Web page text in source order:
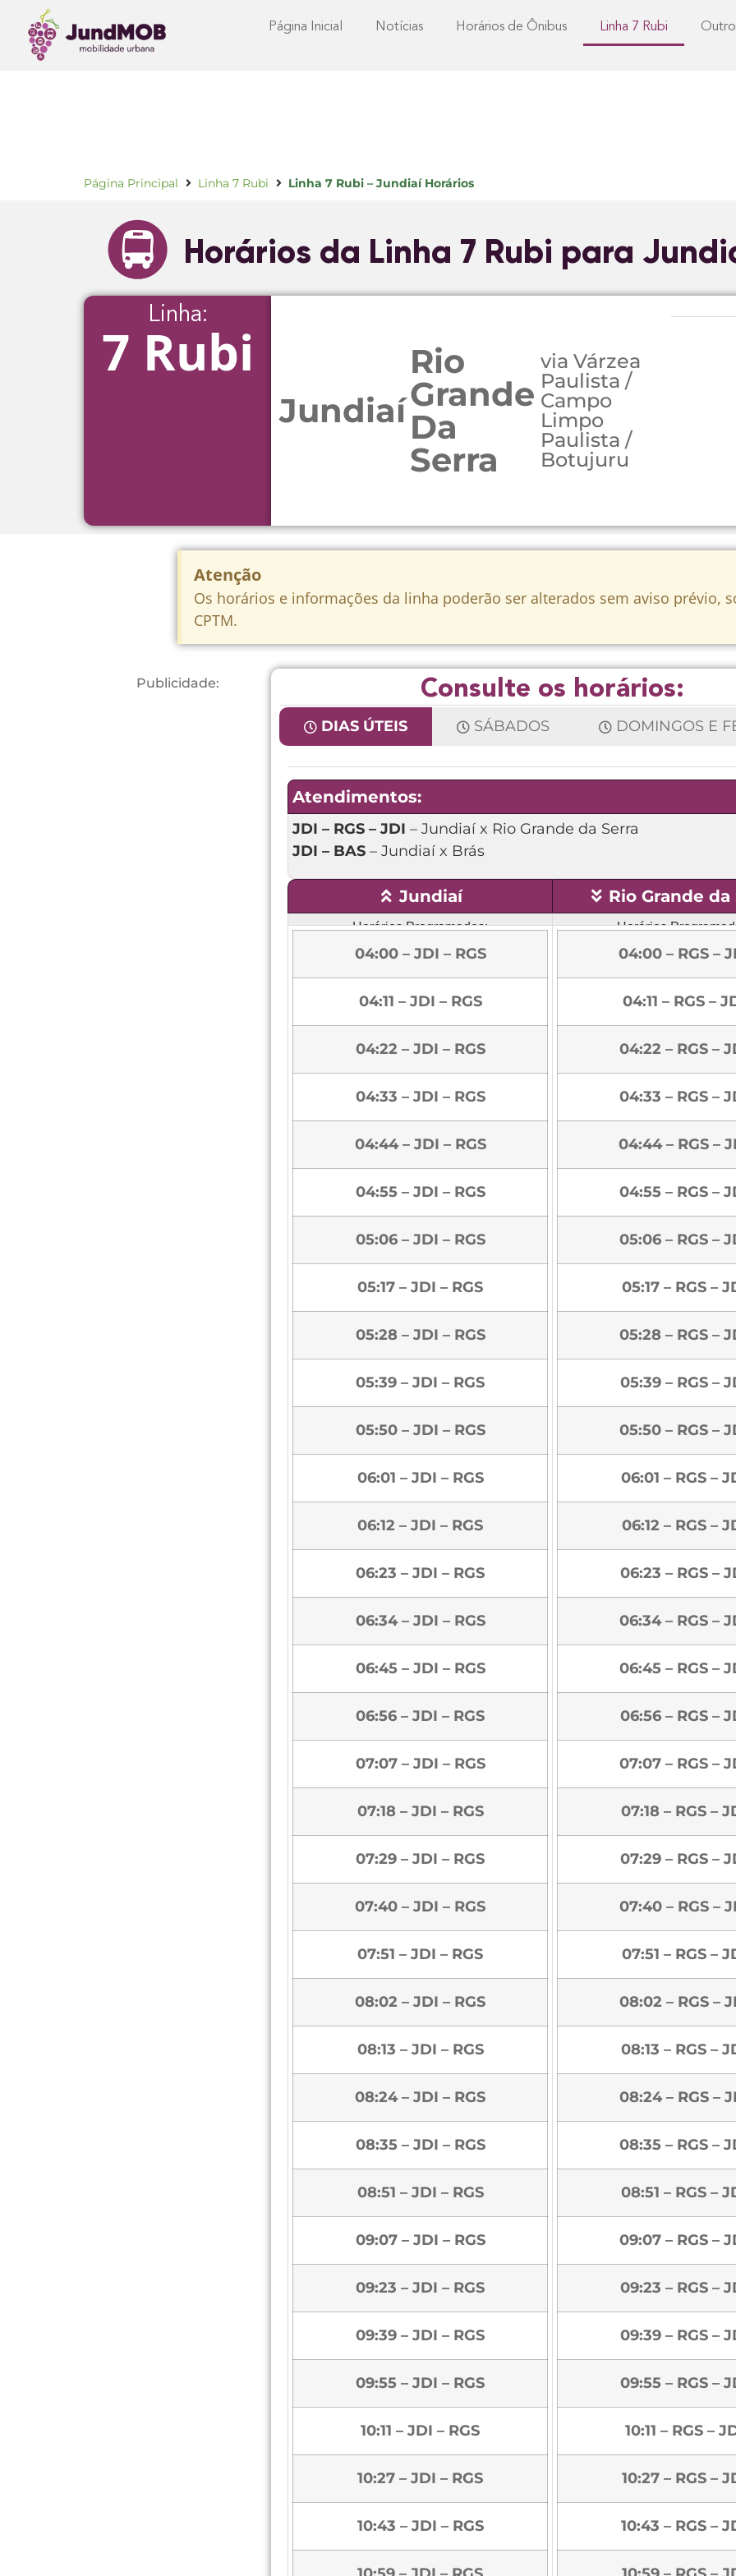
Página Inicial Notícias Horários de Ônibus Linha 7 Rubi
Página Principal Linha 7 Rubi Linha 7 Rubi – Jundiaí Horários
Horários da Linha 7 Rubi para
Linha:
7 Rubi
Jundiaí
Rio
Grande
Da
Serra
via Várzea
Paulista /
Campo
Limpo
Paulista /
Botujuru
Atenção
Os horários e informações da linha poderão ser alterados sem aviso prévio,
CPTM.
Publicidade: Consulte os horários:
DIAS ÚTEIS SÁBADOS DOMINGOS E
Atendimentos:
JDI – RGS – JDI – Jundiaí x Rio Grande da Serra
JDI – BAS – Jundiaí x Brás
Jundiaí Rio Grande da
Horários Programados: Horários
04:00 – JDI – RGS
04:11 – JDI – RGS
04:22 – JDI – RGS
04:33 – JDI – RGS
04:44 – JDI – RGS
04:55 – JDI – RGS
05:06 – JDI – RGS
05:17 – JDI – RGS
05:28 – JDI – RGS
05:39 – JDI – RGS
05:50 – JDI – RGS
06:01 – JDI – RGS
06:12 – JDI – RGS
06:23 – JDI – RGS
06:34 – JDI – RGS
06:45 – JDI – RGS
06:56 – JDI – RGS
07:07 – JDI – RGS
07:18 – JDI – RGS
07:29 – JDI – RGS
07:40 – JDI – RGS
07:51 – JDI – RGS
08:02 – JDI – RGS
08:13 – JDI – RGS
08:24 – JDI – RGS
08:35 – JDI – RGS
08:51 – JDI – RGS
09:07 – JDI – RGS
09:23 – JDI – RGS
09:39 – JDI – RGS
09:55 – JDI – RGS
10:11 – JDI – RGS
10:27 – JDI – RGS
10:43 – JDI – RGS
04:00 – RGS –
04:11 – RGS –
04:22 – RGS –
04:33 – RGS –
04:44 – RGS –
04:55 – RGS –
05:06 – RGS –
05:17 – RGS –
05:28 – RGS –
05:39 – RGS –
05:50 – RGS –
06:01 – RGS –
06:12 – RGS –
06:23 – RGS –
06:34 – RGS –
06:45 – RGS –
06:56 – RGS –
07:07 – RGS –
07:18 – RGS –
07:29 – RGS –
07:40 – RGS –
07:51 – RGS –
08:02 – RGS –
08:13 – RGS –
08:24 – RGS –
08:35 – RGS –
08:51 – RGS –
09:07 – RGS –
09:23 – RGS –
09:39 – RGS –
09:55 – RGS –
10:11 – RGS –
10:27 – RGS –
10:43 – RGS –